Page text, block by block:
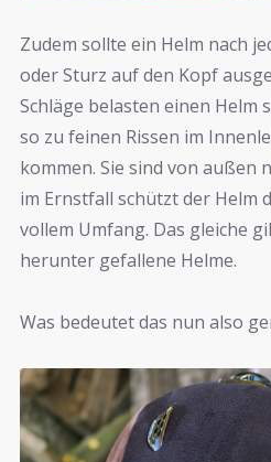
Zudem sollte ein Helm nach
oder Sturz auf den Kopf
Schläge belasten einen Helm
so zu feinen Rissen im
kommen. Sie sind von außen
im Ernstfall schützt der Helm
vollem Umfang. Das gleiche
herunter gefallene Helme.
Was bedeutet das nun also